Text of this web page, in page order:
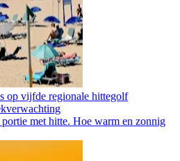
op vijfde regionale hittegolf
met hitte. Hoe warm en zonnig